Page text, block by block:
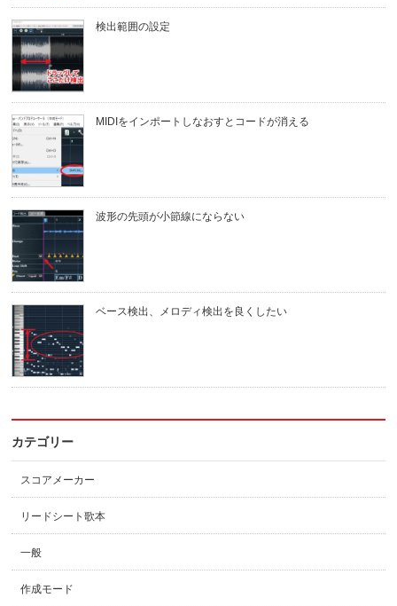
検出範囲の設定
MIDIをインポートしなおすとコードが消える
波形の先頭が小節線にならない
ベース検出、メロディ検出を良くしたい
カテゴリー
スコアメーカー
リードシート歌本
一般
作成モード